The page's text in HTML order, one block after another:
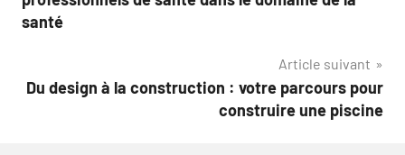
l’article
santé
Article suivant
Du design à la construction : votre parcours pour
construire une piscine